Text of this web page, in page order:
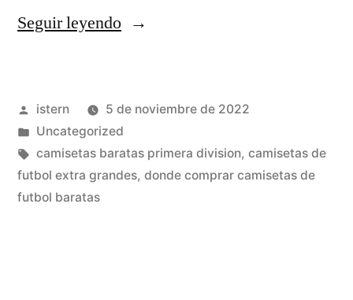
Seguir leyendo«equipaciones
en
valencia»
Publicado
por
istern
5 de noviembre de 2022
Publicado
en
Uncategorized
Etiquetas:
camisetas baratas primera division, camisetas de
futbol extra grandes, donde comprar camisetas de
futbol baratas